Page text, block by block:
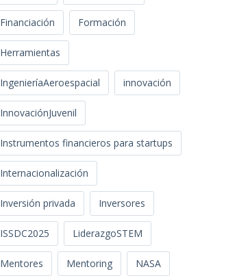
Financiación Formación
Herramientas
IngenieríaAeroespacial innovación
InnovaciónJuvenil
Instrumentos financieros para startups
Internacionalización
Inversión privada Inversores
ISSDC2025 LiderazgoSTEM
Mentores Mentoring NASA